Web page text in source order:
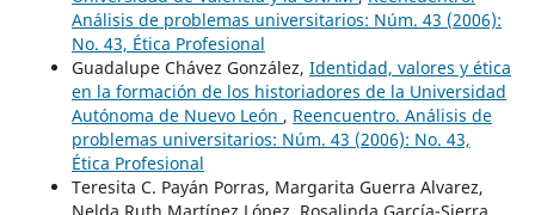
Análisis de problemas universitarios: Núm. 43 (2006):
No. 43, Ética Profesional
Guadalupe Chávez González, Identidad, valores y ética
en la formación de los historiadores de la Universidad
Autónoma de Nuevo León , Reencuentro. Análisis de
problemas universitarios: Núm. 43 (2006): No. 43,
Ética Profesional
Teresita C. Payán Porras, Margarita Guerra Alvarez,
Nelda Ruth Martínez López, Rosalinda García-Sierra,